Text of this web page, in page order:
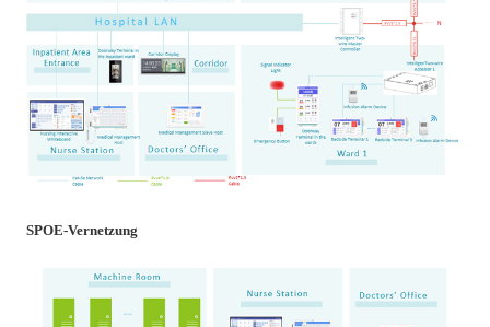
SPOE-Vernetzung